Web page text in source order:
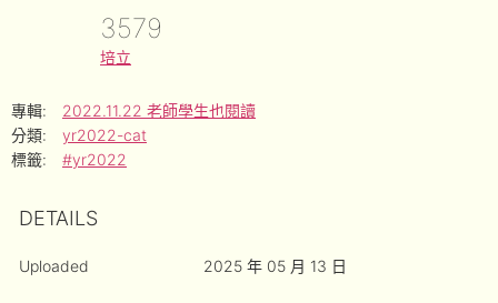
3579
培立
專輯:
2022.11.22 老師學生也閱讀
分類:
yr2022-cat
標籤:
#yr2022
DETAILS
Uploaded 2025 年 05 月 13 日